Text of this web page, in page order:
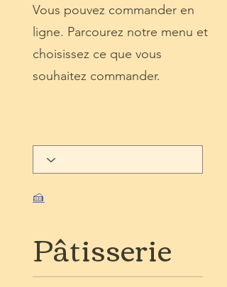
Vous pouvez commander en
ligne. Parcourez notre menu et
choisissez ce que vous
souhaitez commander.
Pâtisserie
🍰